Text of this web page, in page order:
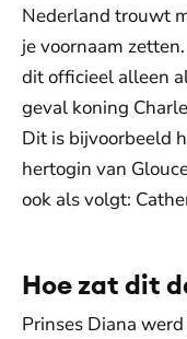
Nederland trouwt
je voornaam
dit officieel alleen
geval koning
Dit is bijvoorbeeld
hertogin van
ook als volgt:
Hoe zat dit
Prinses Diana